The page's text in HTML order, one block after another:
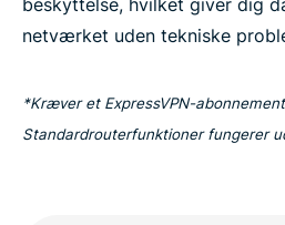
netværket uden tekniske
*Kræver et ExpressVPN-
Standardrouterfunktioner fungerer